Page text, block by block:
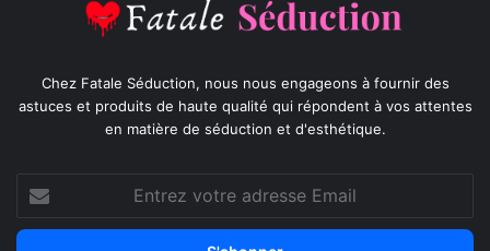
Chez Fatale Séduction, nous nous engageons à fournir des
astuces et produits de haute qualité qui répondent à vos attentes
en matière de séduction et d'esthétique.
votre
adresse